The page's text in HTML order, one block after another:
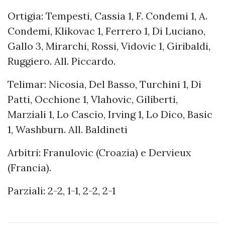
Ortigia: Tempesti, Cassia 1, F. Condemi 1, A.
Condemi, Klikovac 1, Ferrero 1, Di Luciano,
Gallo 3, Mirarchi, Rossi, Vidovic 1, Giribaldi,
Ruggiero. All. Piccardo.
Telimar: Nicosia, Del Basso, Turchini 1, Di
Patti, Occhione 1, Vlahovic, Giliberti,
Marziali 1, Lo Cascio, Irving 1, Lo Dico, Basic
1, Washburn. All. Baldineti
Arbitri: Franulovic (Croazia) e Dervieux
(Francia).
Parziali: 2-2, 1-1, 2-2, 2-1